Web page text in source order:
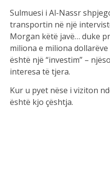
Sulmuesi i Al-Nassr
transportin në një
Morgan këtë javë… duke
miliona e miliona
është një “investim” –
interesa të tjera.
Kur u pyet nëse i viziton
është kjo çështja.